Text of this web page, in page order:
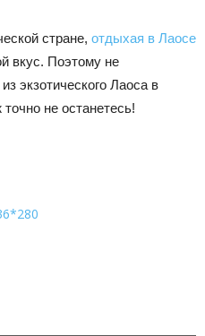
стране, отдыхая в Лаосе
вкус. Поэтому не
экзотического Лаоса в
не останетесь!